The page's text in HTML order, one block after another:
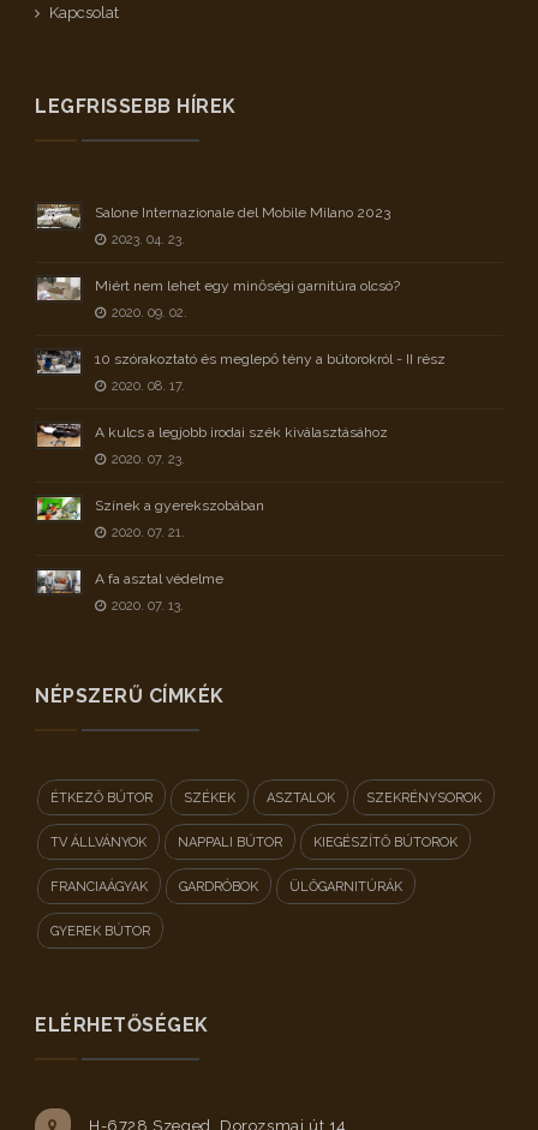
Kapcsolat
LEGFRISSEBB HÍREK
Salone Internazionale del Mobile Milano 2023
2023. 04. 23.
Miért nem lehet egy minőségi garnitúra olcsó?
2020. 09. 02.
10 szórakoztató és meglepő tény a bútorokról - II rész
2020. 08. 17.
A kulcs a legjobb irodai szék kiválasztásához
2020. 07. 23.
Színek a gyerekszobában
2020. 07. 21.
A fa asztal védelme
2020. 07. 13.
NÉPSZERŰ CÍMKÉK
ÉTKEZŐ BÚTOR SZÉKEK ASZTALOK SZEKRÉNYSOROK
TV ÁLLVÁNYOK NAPPALI BÚTOR KIEGÉSZÍTŐ BÚTOROK
FRANCIAÁGYAK GARDRÓBOK ÜLŐGARNITÚRÁK
GYEREK BÚTOR
ELÉRHETŐSÉGEK
H-6728 Szeged, Dorozsmai út 14.